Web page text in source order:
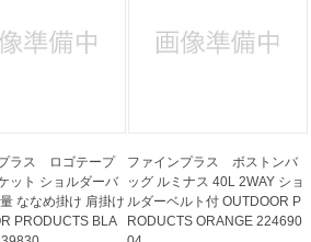
ラス ロゴテープ
ット ショルダーバ
ななめ掛け 肩掛け
PRODUCTS BLA
ファインプラス ボストンバ
ッグ ルミナス 40L 2WAY ショ
ルダーベルト付 OUTDOOR P
RODUCTS ORANGE 224690